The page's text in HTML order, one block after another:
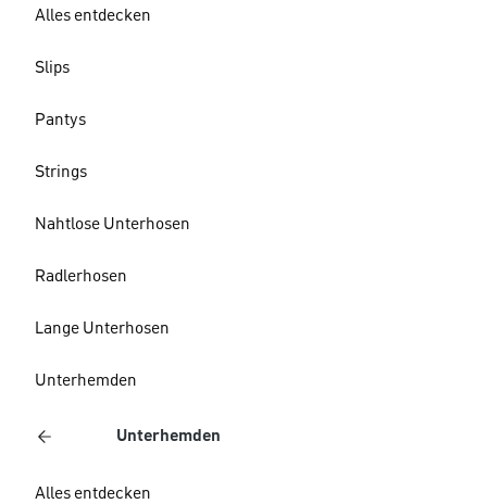
Alles entdecken
Slips
Pantys
Strings
Nahtlose Unterhosen
Radlerhosen
Lange Unterhosen
Unterhemden
Unterhemden
Alles entdecken